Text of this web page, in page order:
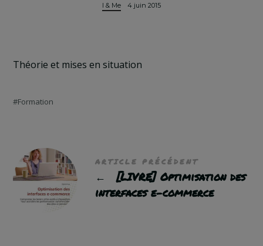
I & Me 4 juin 2015
Théorie et mises en situation
Formation
ARTICLE PRÉCÉDENT
←
[LIVRE] Optimisation des
interfaces e-commerce